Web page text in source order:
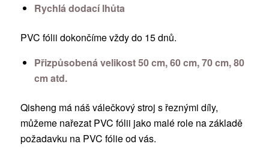
Rychlá dodací lhůta
PVC fólii dokončíme vždy do 15 dnů.
Přizpůsobená velikost 50 cm, 60 cm, 70 cm, 80
cm atd.
Qisheng má náš válečkový stroj s řeznými díly,
můžeme nařezat PVC fólii jako malé role na základě
požadavku na PVC fólie od vás.